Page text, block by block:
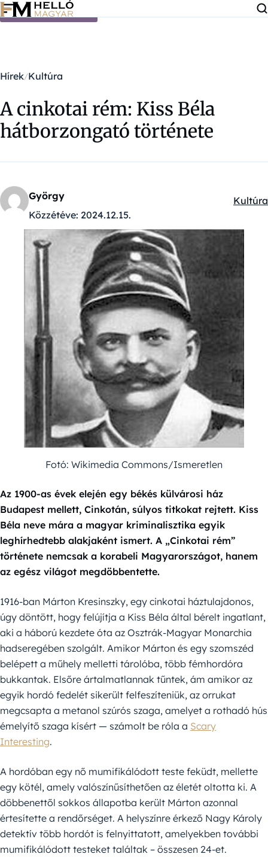
Ugrás a tartalomra
Hírek Kultúra
A cinkotai rém: Kiss Béla
hátborzongató története
György
Közzétéve: 2024.12.15.
Kultúra
Fotó: Wikimedia Commons/Ismeretlen
Az 1900-as évek elején egy békés külvárosi ház
Budapest mellett, Cinkotán, súlyos titkokat rejtett. Kiss
Béla neve mára a magyar kriminalisztika egyik
leghírhedtebb alakjaként ismert. A „Cinkotai rém”
története nemcsak a korabeli Magyarországot, hanem
az egész világot megdöbbentette.
1916-ban Márton Kresinszky, egy cinkotai háztulajdonos,
úgy döntött, hogy felújítja a Kiss Béla által bérelt ingatlant,
aki a háború kezdete óta az Osztrák-Magyar Monarchia
hadseregében szolgált. Amikor Márton és egy szomszéd
belépett a műhely melletti tárolóba, több fémhordóra
bukkantak. Elsőre ártalmatlannak tűntek, ám amikor az
egyik hordó fedelét sikerült felfeszíteniük, az orrukat
megcsapta a metanol szúrós szaga, amelyet a rothadó hús
émelyítő szaga kísért — számolt be róla a Scary
Interesting.
A hordóban egy nő mumifikálódott teste feküdt, mellette
egy kötél, amely valószínűsíthetően az életét oltotta ki. A
döbbenettől sokkos állapotba került Márton azonnal
értesítette a rendőrséget. A helyszínre érkező Nagy Károly
detektív több hordót is felnyittatott, amelyekben további
mumifikálódott testeket találtak – összesen 24-et.